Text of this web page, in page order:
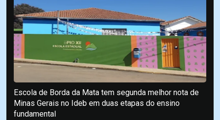
Escola de Borda da Mata tem segunda melhor nota de
Minas Gerais no Ideb em duas etapas do ensino
fundamental